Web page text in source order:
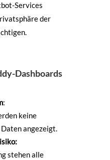
Services
der
Dashboards
:
keine
angezeigt.
stehen alle